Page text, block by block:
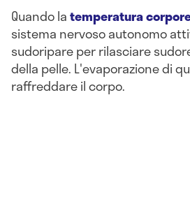
Quando latemperatura
sistema nervoso autonomo
sudoripare per rilasciare
della pelle. L'evaporazione di
raffreddare il corpo.